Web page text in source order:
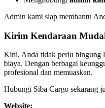
Admin kami siap membantu
Kirim Kendaraan
Kini, Anda tidak perlu bingung
biaya. Dengan berbagai
profesional dan memuaskan.
Hubungi Siba Cargo sekarang
Website: